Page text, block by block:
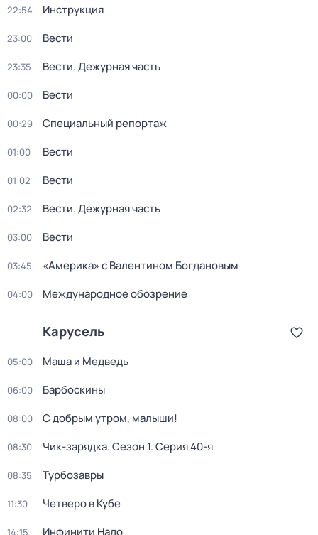
22:54 Инструкция
23:00 Вести
23:35 Вести. Дежурная часть
00:00 Вести
00:29 Специальный репортаж
01:00 Вести
01:02 Вести
02:32 Вести. Дежурная часть
03:00 Вести
03:45 «Америка» с Валентином Богдановым
04:00 Международное обозрение
Карусель
05:00 Маша и Медведь
06:00 Барбоскины
08:00 С добрым утром, малыши!
08:30 Чик-зарядка. Сезон 1. Серия 40-я
08:35 Турбозавры
11:30 Четверо в Кубе
14:15 Инфинити Надо